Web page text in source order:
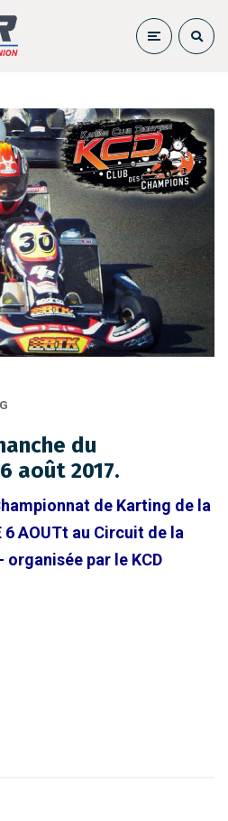
du
août 2017.
de Karting de la
6 AOUTt au Circuit de la
organisée par le KCD